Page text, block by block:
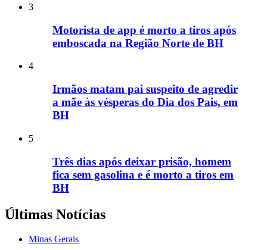
3
Motorista de app é morto a tiros após
emboscada na Região Norte de BH
4
Irmãos matam pai suspeito de agredir
a mãe às vésperas do Dia dos Pais, em
BH
5
Três dias após deixar prisão, homem
fica sem gasolina e é morto a tiros em
BH
Últimas Notícias
Minas Gerais